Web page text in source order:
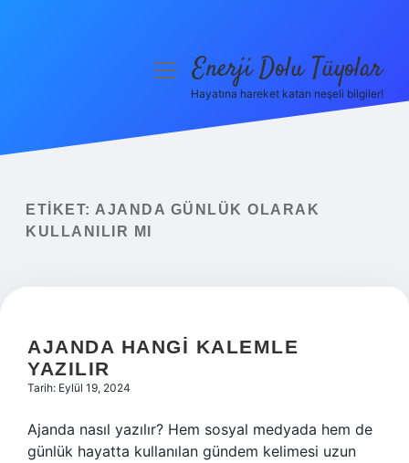
Yasal Uyarı
menüyüEnerji Dolu Tüyolar
Hayatına hareket katan neşeli bilgiler!
ETIKET: AJANDA GÜNLÜK OLARAK
KULLANILIR MI
AJANDA HANGI KALEMLE
YAZILIR
Tarih: Eylül 19, 2024
Ajanda nasıl yazılır? Hem sosyal medyada hem de
günlük hayatta kullanılan gündem kelimesi uzun